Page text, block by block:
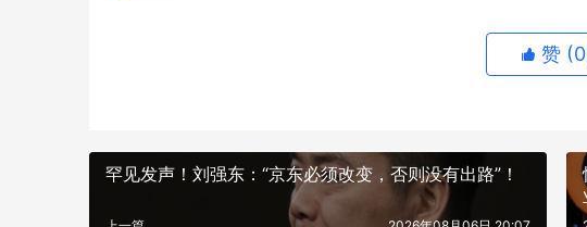
赞 (0
罕见发声！刘强东：“京东必须改变，否则没有出路”！